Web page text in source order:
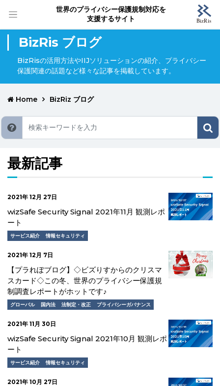
世界のプライバシー保護規制対応を
支援するサイト
BizRis ブログ
BizRisの活用方法やIIJソリューションの紹介、プライバシー
保護関連の話題など様々な記事を掲載しています。
Home BizRiz ブログ
最新記事
2021年 12月 27日
wizSafe Security Signal 2021年11月 観測レポ
ート
サービス紹介 情報セキュリティ
2021年 12月 7日
【プラれぽブログ】◇ビズりすからのクリスマ
スカード◇この冬、世界のプライバシー保護規
制調査レポートがホットです♪
グローバル 国内法 法制定・改正 プライバシーガバナンス
2021年 11月 30日
wizSafe Security Signal 2021年10月 観測レポ
ート
サービス紹介 情報セキュリティ
2021年 10月 27日